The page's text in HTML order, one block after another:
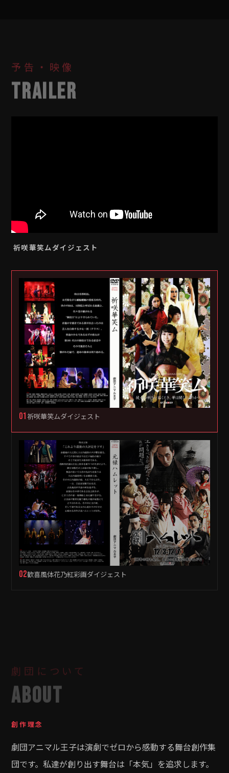
予告・映像
TRAILER
祈咲華笑ムダイジェスト
▶
01 祈咲華笑ムダイジェスト
▶
02歓喜風体花乃紅彩画ダイジェスト
ABOUT
創作理念
劇団アニマル王子は演劇でゼロから感動する舞台創作集
団です。私達が創り出す舞台は「本気」を追求します。